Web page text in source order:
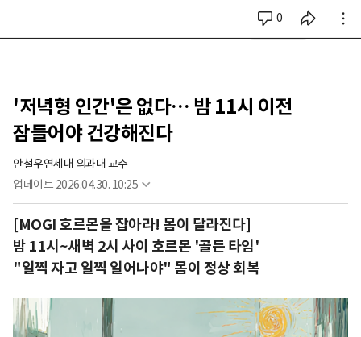
0
시리즈 전체
'저녁형 인간'은 없다… 밤 11시 이전
잠들어야 건강해진다
안철우연세대 의과대 교수
업데이트 2026.04.30. 10:25
[MOGI 호르몬을 잡아라! 몸이 달라진다]
밤 11시~새벽 2시 사이 호르몬 '골든 타임'
"일찍 자고 일찍 일어나야" 몸이 정상 회복